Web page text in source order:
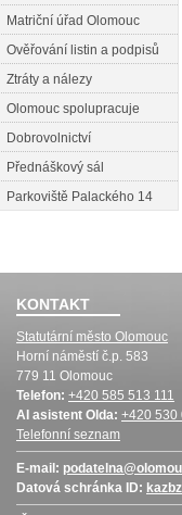
Matriční úřad Olomouc
Ověřování listin a podpisů
Ztráty a nálezy
Olomouc spolupracuje
Dobrovolnictví
Přednáškový sál
Parkoviště Palackého 14
KONTAKT
Statutární město Olomouc
Horní náměstí č.p. 583
779 11 Olomouc
Telefon: +420 585 513 111
AI asistent Olda: +420 530
Telefonní seznam
E-mail:
Datová schránka ID: